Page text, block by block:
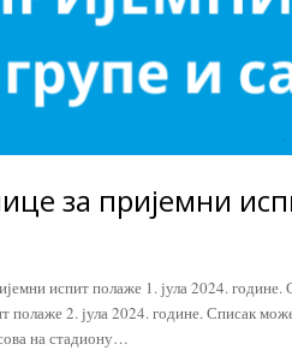
за пријемни
испит полаже 1. јула 2024.
полаже 2. јула 2024. године. Списак
на стадиону…